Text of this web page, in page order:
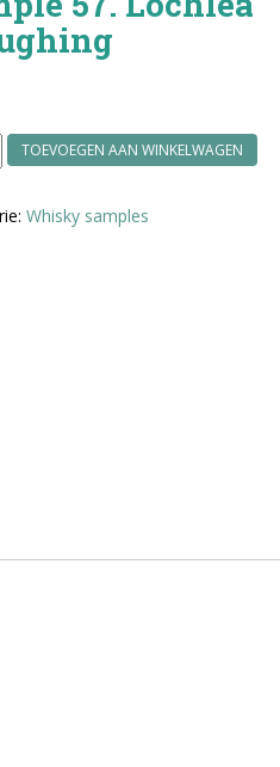
TOEVOEGEN AAN WINKELWAGEN
Whisky samples